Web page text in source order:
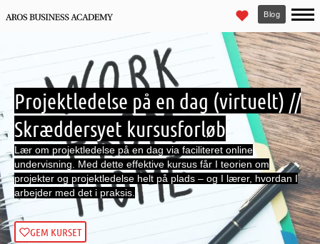
Blog
Projektledelse på en dag (virtuelt) //
Skræddersyet kursusforløb
Lær om projektledelse på en dag via faciliteret online
undervisning. Med dette effektive kursus får I teorien om
projekter og projektledelse helt på plads – og I lærer, hvordan I
arbejder med det i praksis.
GEM KURSET